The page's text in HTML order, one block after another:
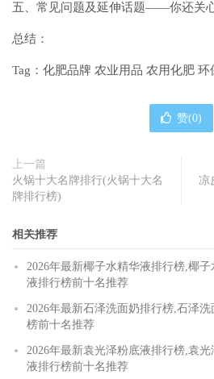
五、常见问题及延伸话题——你还关
总结：
Tag：化肥品牌 农业用品 农用化肥
赞(0)
上一篇
火锅十大名牌排行(火锅十大名
牌排行榜)
凉
相关推荐
2026年最新椰子水精华液排行榜,椰
液排行榜前十名推荐
2026年最新石泽洗面奶排行榜,石泽
榜前十名推荐
2026年最新袁光泽粉底液排行榜,袁
液排行榜前十名推荐